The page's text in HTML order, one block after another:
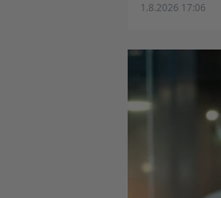
1.8.2026 17:06